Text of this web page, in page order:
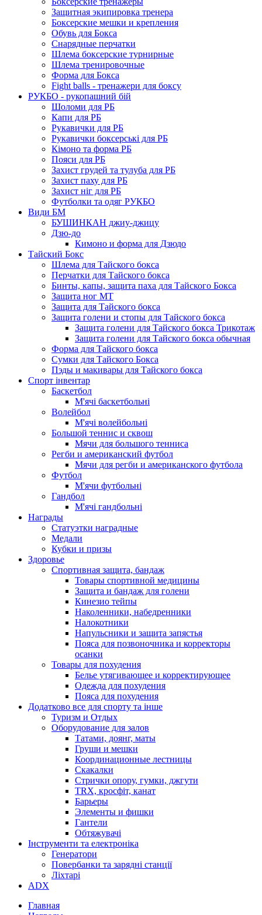
Защитная экипировка тренера
Боксерские мешки и крепления
Обувь для Бокса
Снарядные перчатки
Шлема боксерские турнирные
Шлема тренировочные
Форма для Бокса
Fight balls - тренажери для боксу
РУКБО - рукопашний бій
Шоломи для РБ
Капи для РБ
Рукавички для РБ
Рукавички боксерські для РБ
Кімоно та форма РБ
Пояси для РБ
Захист грудей та тулуба для РБ
Захист паху для РБ
Захист ніг для РБ
Футболки та одяг РУКБО
Види БМ
БУШИНКАН джиу-джицу
Дзю-до
Кимоно и форма для Дзюдо
Тайский Бокс
Шлема для Тайского бокса
Перчатки для Тайского бокса
Бинты, капы, защита паха для Тайского Бокса
Защита ног МТ
Защита для Тайского бокса
Защита голени и стопы для Тайского бокса
Защита голени для Тайского бокса Трикотаж
Защита голени для Тайского бокса обычная
Форма для Тайского бокса
Сумки для Тайского Бокса
Пэды и макивары для Тайского бокса
Спорт інвентар
Баскетбол
М'ячі баскетбольні
Волейбол
М'ячі волейбольні
Большой теннис и сквош
Мячи для большого тенниса
Регби и американский футбол
Мячи для регби и американского футбола
Футбол
М'ячи футбольнi
Гандбол
М'ячі гандбольні
Награды
Статуэтки наградные
Медали
Кубки и призы
Здоровье
Спортивная защита, бандаж
Товары спортивной медицины
Защита и бандаж для голени
Кинезио тейпы
Наколенники, набедренники
Налокотники
Напульсники и защита запястья
Пояса для позвоночника и корректоры
осанки
Товары для похудения
Белье утягивающее и корректирующее
Одежда для похудения
Пояса для похудения
Додатково все для спорту та інше
Туризм и Отдых
Оборудование для залов
Татами, доянг, маты
Груши и мешки
Координационные лестницы
Скакалки
Стрички опору, гумки, джгути
TRX, кросфіт, канат
Барьеры
Элементы и фишки
Гантели
Обтяжувачі
Інструменти та електроніка
Генератори
Повербанки та зарядні станції
Ліхтарі
ADX
Главная